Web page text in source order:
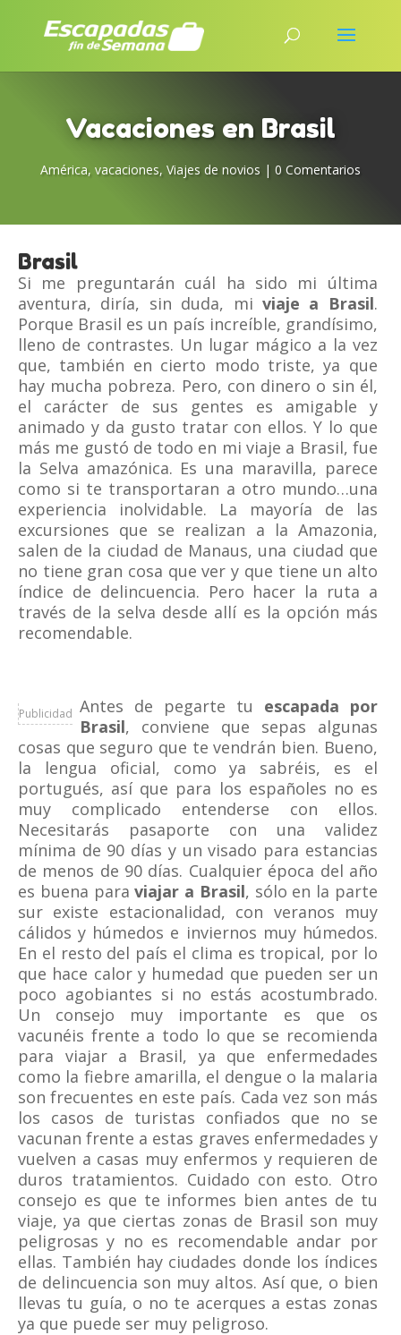
Vacaciones en Brasil
América, vacaciones, Viajes de novios | 0 Comentarios
Brasil
Si me preguntarán cuál ha sido mi última
aventura, diría, sin duda, miviaje a Brasil.
Porque Brasil es un país increíble, grandísimo,
lleno de contrastes. Un lugar mágico a la vez
que, también en cierto modo triste, ya que
hay mucha pobreza. Pero, con dinero o sin él,
el carácter de sus gentes es amigable y
animado y da gusto tratar con ellos. Y lo que
más me gustó de todo en mi viaje a Brasil, fue
la Selva amazónica. Es una maravilla, parece
como si te transportaran a otro mundo…una
experiencia inolvidable. La mayoría de las
excursiones que se realizan a la Amazonia,
salen de la ciudad de Manaus, una ciudad que
no tiene gran cosa que ver y que tiene un alto
índice de delincuencia. Pero hacer la ruta a
través de la selva desde allí es la opción más
recomendable.
Publicidad Antes de pegarte tu escapada por
Brasil, conviene que sepas algunas
cosas que seguro que te vendrán bien. Bueno,
la lengua oficial, como ya sabréis, es el
portugués, así que para los españoles no es
muy complicado entenderse con ellos.
Necesitarás pasaporte con una validez
mínima de 90 días y un visado para estancias
de menos de 90 días. Cualquier época del año
es buena paraviajar a Brasil, sólo en la parte
sur existe estacionalidad, con veranos muy
cálidos y húmedos e inviernos muy húmedos.
En el resto del país el clima es tropical, por lo
que hace calor y humedad que pueden ser un
poco agobiantes si no estás acostumbrado.
Un consejo muy importante es que os
vacunéis frente a todo lo que se recomienda
para viajar a Brasil, ya que enfermedades
como la fiebre amarilla, el dengue o la malaria
son frecuentes en este país. Cada vez son más
los casos de turistas confiados que no se
vacunan frente a estas graves enfermedades y
vuelven a casas muy enfermos y requieren de
duros tratamientos. Cuidado con esto. Otro
consejo es que te informes bien antes de tu
viaje, ya que ciertas zonas de Brasil son muy
peligrosas y no es recomendable andar por
ellas. También hay ciudades donde los índices
de delincuencia son muy altos. Así que, o bien
llevas tu guía, o no te acerques a estas zonas
ya que puede ser muy peligroso.